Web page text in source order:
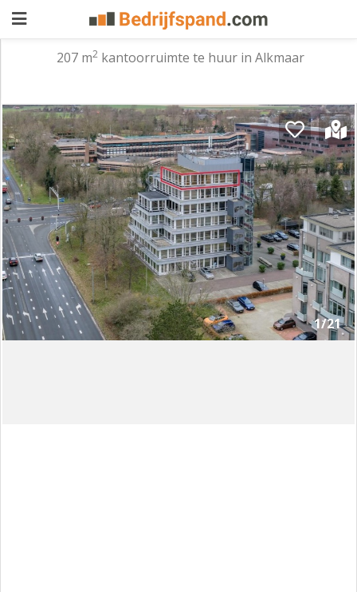
aanbieden
Pand
zoeken
Waarom
adverteren
Premium
adverteren
Blog
Registreren
Login
207 m2kantoorruimte te huur in Alkmaar
1/21